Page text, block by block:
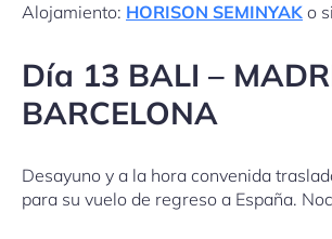
Alojamiento: HORISON SEMINYAK o
Día 13 BALI –
BARCELONA
Desayuno y a la hora convenida
para su vuelo de regreso a España.